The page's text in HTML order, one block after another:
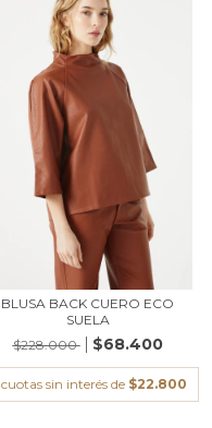
BLUSA BACK CUERO ECO
SUELA
$228.000
$68.400
cuotas sin interés de $22.800